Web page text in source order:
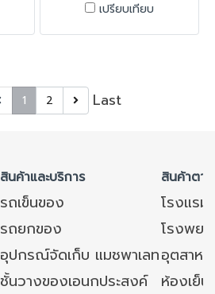
เปรียบเทียบ
1 2 Last
สินค้าและบริการ สินค้าตา
รถเข็นของ
โรงแร
รถยกของ
โรงพย
อุปกรณ์จัดเก็บ แมชพาเลทอุตสาหก
ชั้นวางของเอนกประสงค์
ห้องเย็